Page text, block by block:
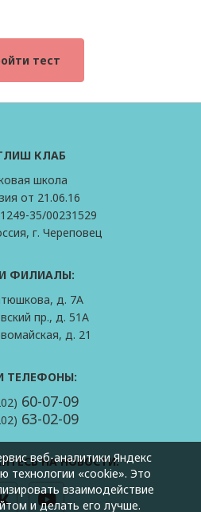
тест
веб-аналитики Яндекс
технологии «cookie». Это
взаимодействие
и делать его лучше.
КЛАБ
школа
от 21.06.16
35/00231529
г. Череповец
ФИЛИАЛЫ:
д. 7А
пр., д. 51А
д. 21
ТЕЛЕФОНЫ:
60-07-09
63-02-09
НА НОВОСТИ: